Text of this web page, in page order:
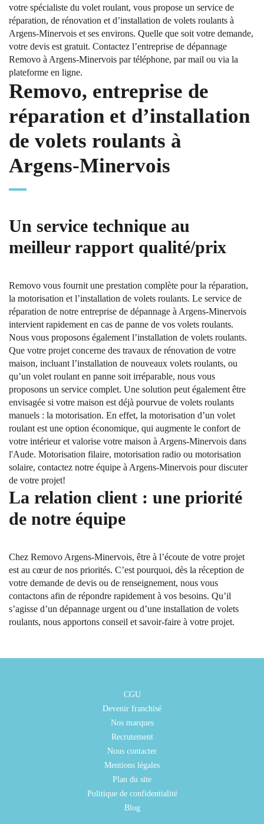
votre spécialiste du volet roulant, vous propose un service de
réparation, de rénovation et d’installation de volets roulants à
Argens-Minervois et ses environs. Quelle que soit votre demande,
votre devis est gratuit. Contactez l’entreprise de dépannage
Removo à Argens-Minervois par téléphone, par mail ou via la
plateforme en ligne.
Removo, entreprise de
réparation et d’installation
de volets roulants à
Argens-Minervois
Un service technique au
meilleur rapport qualité/prix
Removo vous fournit une prestation complète pour la réparation,
la motorisation et l’installation de volets roulants. Le service de
réparation de notre entreprise de dépannage à Argens-Minervois
intervient rapidement en cas de panne de vos volets roulants.
Nous vous proposons également l’installation de volets roulants.
Que votre projet concerne des travaux de rénovation de votre
maison, incluant l’installation de nouveaux volets roulants, ou
qu’un volet roulant en panne soit irréparable, nous vous
proposons un service complet. Une solution peut également être
envisagée si votre maison est déjà pourvue de volets roulants
manuels : la motorisation. En effet, la motorisation d’un volet
roulant est une option économique, qui augmente le confort de
votre intérieur et valorise votre maison à Argens-Minervois dans
l'Aude. Motorisation filaire, motorisation radio ou motorisation
solaire, contactez notre équipe à Argens-Minervois pour discuter
de votre projet!
La relation client : une priorité
de notre équipe
Chez Removo Argens-Minervois, être à l’écoute de votre projet
est au cœur de nos priorités. C’est pourquoi, dès la réception de
votre demande de devis ou de renseignement, nous vous
contactons afin de répondre rapidement à vos besoins. Qu’il
s’agisse d’un dépannage urgent ou d’une installation de volets
roulants, nous apportons conseil et savoir-faire à votre projet.
CGU
Devenir franchisé
Nos marques
Recrutement
Nous contacter
Mentions légales
Plan du site
Politique de confidentialité
Blog